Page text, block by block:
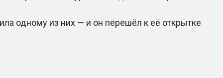
одному из них — и он перешёл к её открытке